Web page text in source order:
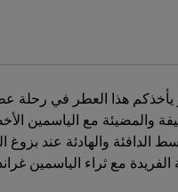
هذا العطر في رحلة
والمضيئة مع الياسمين
الدافئة والهادئة عند
مع ثراء الياسمين